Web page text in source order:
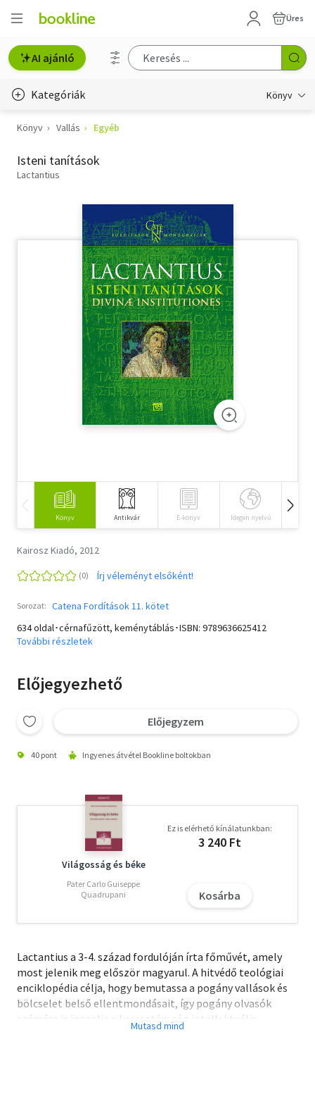
Üres
AI ajánló
Kategóriák Könyv
Életmód, egészség
Erotika
Hobbi, szabadidő
Szótár, nyelvkönyv
Tankönyv, segédkönyv
Társadalomtudomány
Könyv Vallás Egyéb
Isteni tanítások
Lactantius
Könyv Antikvár E-könyv Idegen nyelvű
Kairosz Kiadó, 2012
Írj véleményt elsőként!
Sorozat: Catena Fordítások 11. kötet
634 oldal･cérnafűzött, keménytáblás･ISBN: 9789636625412
További részletek
Előjegyezhető
Előjegyzem
40 pont Ingyenes átvétel Bookline boltokban
Világosság és béke
Pater Carlo Guiseppe
Quadrupani
Ez is elérhető kínálatunkban:
3 240 Ft
Kosárba
Lactantius a 3-4. század fordulóján írta főművét, amely
most jelenik meg először magyarul. A hitvédő teológiai
enciklopédia célja, hogy bemutassa a pogány vallások és
bölcselet belső ellentmondásait, így pogány olvasók
számára is igazolja a kereszténység intellektuális
tartalmának igazát és magasrendűségét. A mű egyik